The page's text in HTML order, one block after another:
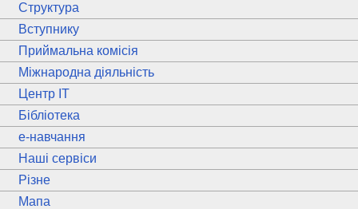
Структура
Вступнику
Приймальна комісія
Міжнародна діяльність
Центр ІТ
Бібліотека
e-навчання
Наші сервіси
Різне
Мапа